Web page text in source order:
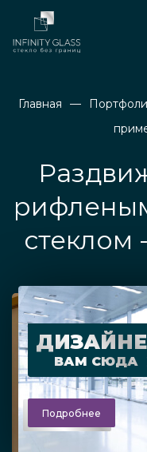
Главная
стеклом
ВАМ СЮДА
Подробнее